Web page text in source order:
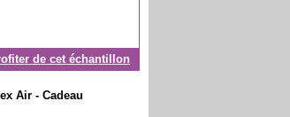
de cet échantillon
Air - Cadeau